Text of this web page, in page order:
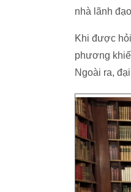
nhà lãnh
Khi được
phương
Ngoài ra,